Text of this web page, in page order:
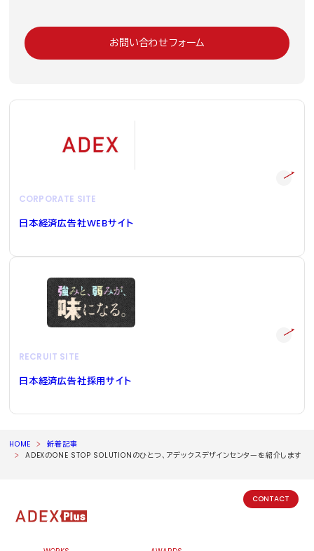
お問い合わせフォーム
CORPORATE SITE
日本経済広告社WEBサイト
RECRUIT SITE
日本経済広告社採用サイト
HOME
新着記事
ADEXのONE STOP SOLUTIONのひとつ、アデックスデザインセンターを紹介します
CONTACT